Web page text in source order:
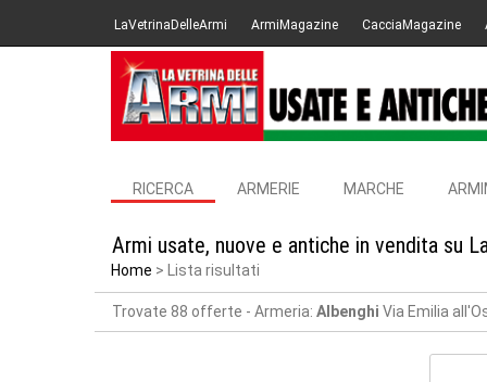
LaVetrinaDelleArmi ArmiMagazine CacciaMagazine
RICERCA ARMERIE MARCHE
Armi usate, nuove e antiche in vendita su
Home Lista risultati
Trovate 88 offerte - Armeria: Albenghi Via Emilia